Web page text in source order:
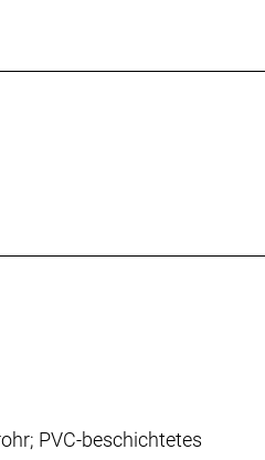
PVC-beschichtetes